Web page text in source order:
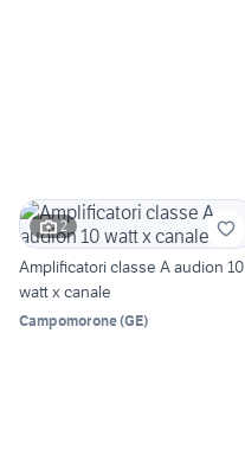
2
Amplificatori classe A audion 10
watt x canale
Campomorone(GE)